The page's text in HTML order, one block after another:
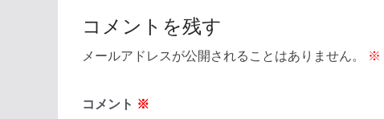
コメントを残す
メールアドレスが公開されることはありません。 ※
コメント ※